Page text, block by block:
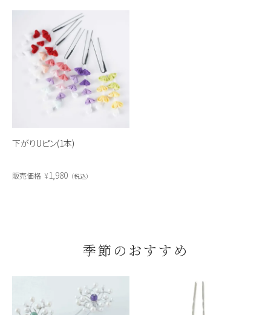
下がりUピン(1本)
販売価格 ¥1,980 税込
季節のおすすめ